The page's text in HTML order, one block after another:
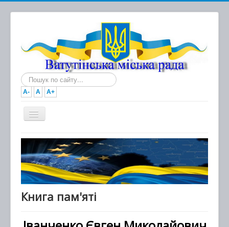
Пошук...
A- A A+
Головна
Новини
Документи
Книга пам'яті